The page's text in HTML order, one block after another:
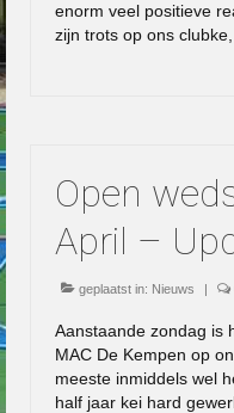
enorm veel positieve
zijn trots op ons
Open
April –
geplaatst in: Nieuws |
Aanstaande zondag is
MAC De Kempen op
meeste inmiddels wel
half jaar kei hard